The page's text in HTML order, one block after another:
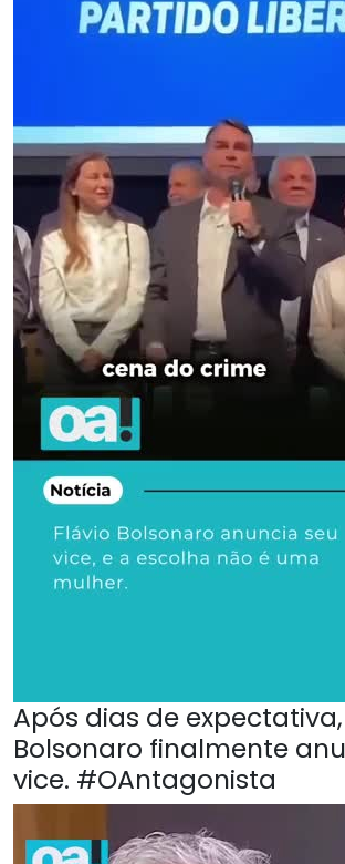
Após dias de
Bolsonaro finalmente
vice. #OAntagonista